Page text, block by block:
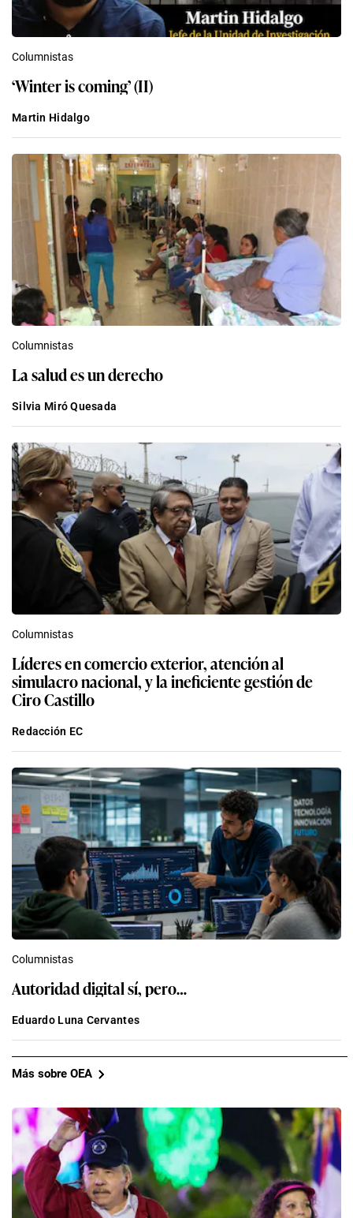
Columnistas
‘Winter is coming’ (II)
Martin Hidalgo
Columnistas
La salud es un derecho
Silvia Miró Quesada
Columnistas
Líderes en comercio exterior, atención al
simulacro nacional, y la ineficiente gestión de
Ciro Castillo
Redacción EC
Columnistas
Autoridad digital sí, pero…
Eduardo Luna Cervantes
Más sobre OEA